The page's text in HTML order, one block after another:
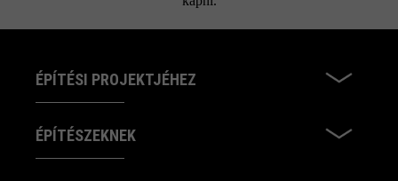
ÉPÍTÉSI PROJEKTJÉHEZ
ÉPÍTÉSZEKNEK